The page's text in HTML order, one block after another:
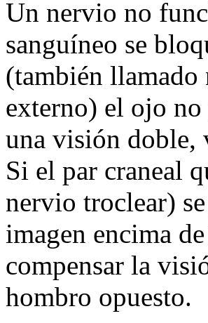
Un nervio no
sanguíneo se
(también llamado
externo) el ojo no
una visión doble,
Si el par craneal
nervio troclear)
imagen encima
compensar la
hombro opuesto.